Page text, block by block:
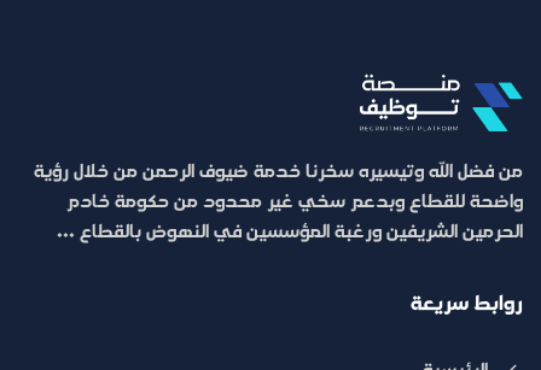
من فضل الله وتيسيره سخرنا خدمة ضيوف الرحمن من خلال رؤية
واضحة للقطاع وبدعم سخي غير محدود من حكومة خادم
الحرمين الشريفين ورغبة المؤسسين في النهوض بالقطاع ...
روابط سريعة